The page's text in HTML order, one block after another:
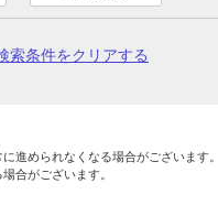
索条件をクリアする
進められなくなる場合がございます。
合がございます。